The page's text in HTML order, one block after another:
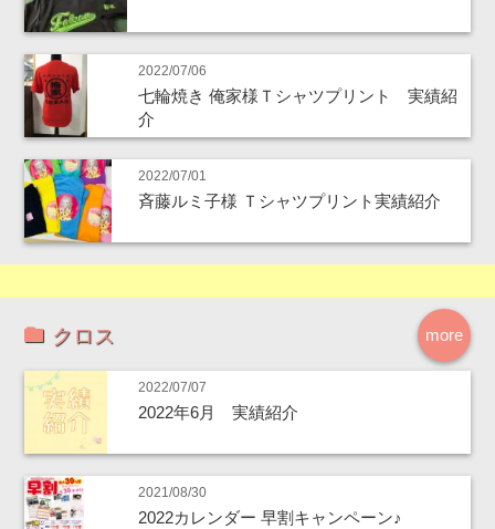
2022/07/06
七輪焼き 俺家様Ｔシャツプリント 実績紹
介
2022/07/01
斉藤ルミ子様 Ｔシャツプリント実績紹介
more
クロス
2022/07/07
2022年6月 実績紹介
2021/08/30
2022カレンダー 早割キャンペーン♪